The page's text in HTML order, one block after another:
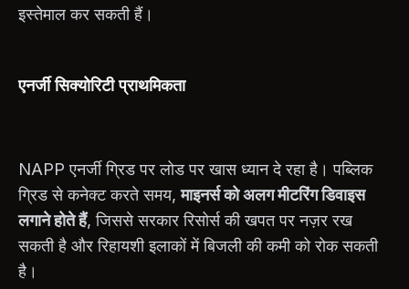
इस्तेमाल कर सकती हैं।
एनर्जी सिक्योरिटी प्राथमिकता
NAPP एनर्जी ग्रिड पर लोड पर खास ध्यान दे रहा है। पब्लिक
ग्रिड से कनेक्ट करते समय,माइनर्स को अलग मीटरिंग डिवाइस
लगाने होते हैं, जिससे सरकार रिसोर्स की खपत पर नज़र रख
सकती है और रिहायशी इलाकों में बिजली की कमी को रोक सकती
है।